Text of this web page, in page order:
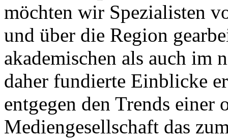
möchten wir Spezialisten
und über die Region
akademischen als auch im
daher fundierte Einblicke
entgegen den Trends einer
Mediengesellschaft das